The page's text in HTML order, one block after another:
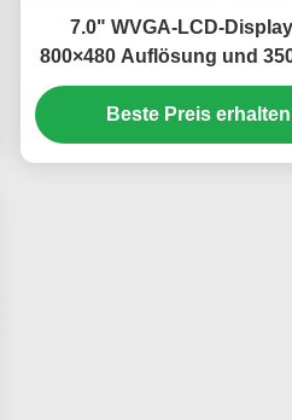
7.0" WVGA-LCD-
800×480 Auflösung und 350
Helligkeit TFT-LCD-
Beste Preis erhalten